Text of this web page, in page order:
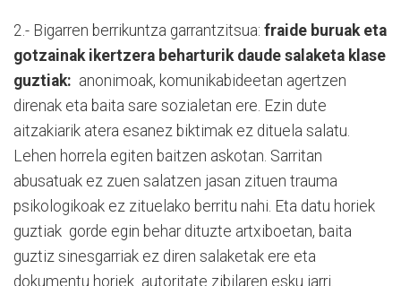
2.- Bigarren berrikuntza garrantzitsua: fraide buruak eta
gotzainak ikertzera beharturik daude salaketa klase
guztiak: anonimoak, komunikabideetan agertzen
direnak eta baita sare sozialetan ere. Ezin dute
aitzakiarik atera esanez biktimak ez dituela salatu.
Lehen horrela egiten baitzen askotan. Sarritan
abusatuak ez zuen salatzen jasan zituen trauma
psikologikoak ez zituelako berritu nahi. Eta datu horiek
guztiak gorde egin behar dituzte artxiboetan, baita
guztiz sinesgarriak ez diren salaketak ere eta
dokumentu horiek autoritate zibilaren esku jarri.